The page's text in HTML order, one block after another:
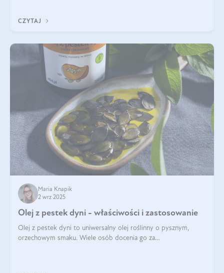
CZYTAJ
Maria Knapik
2 wrz 2025
Olej z pestek dyni - właściwości i zastosowanie
Olej z pestek dyni to uniwersalny olej roślinny o pysznym,
orzechowym smaku. Wiele osób docenia go za